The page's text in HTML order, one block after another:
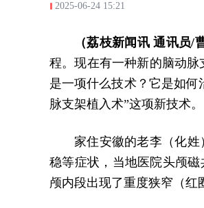
2025-06-24 15:21
（荔枝新闻讯 通讯员/
程。现在有一种新的脑动
是一项什么技术？它是如
脉支架植入术”这项新技术。
家住安徽的老李（化
稳等症状，当地医院头颅
颅内段出现了重度狭窄（红